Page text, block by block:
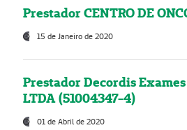
Prestador CENTRO DE
15 de Janeiro de 2020
Prestador Decordis
LTDA (51004347-4)
01 de Abril de 2020